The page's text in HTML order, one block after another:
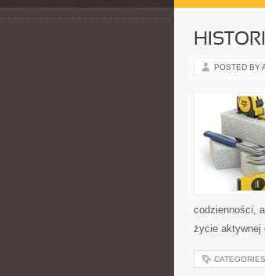
POSTED BY
codzienności,
życie aktywnej